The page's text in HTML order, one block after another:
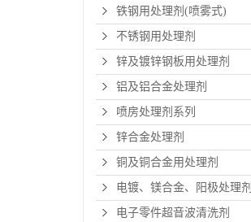
铁钢用处理剂(喷雾式)
不锈钢用处理剂
锌及镀锌钢板用处理剂
铝及铝合金处理剂
喷房处理剂系列
锌合金处理剂
铜及铜合金用处理剂
电镀、镁合金、阳极处理剂
电子零件超音波清洗剂